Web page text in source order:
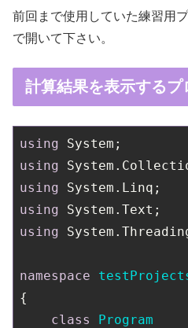
前回まで使用していた練習用
で開いて下さい。
計算結果を表示するプ
using
using
using
using
using
namespace
{
class
Program